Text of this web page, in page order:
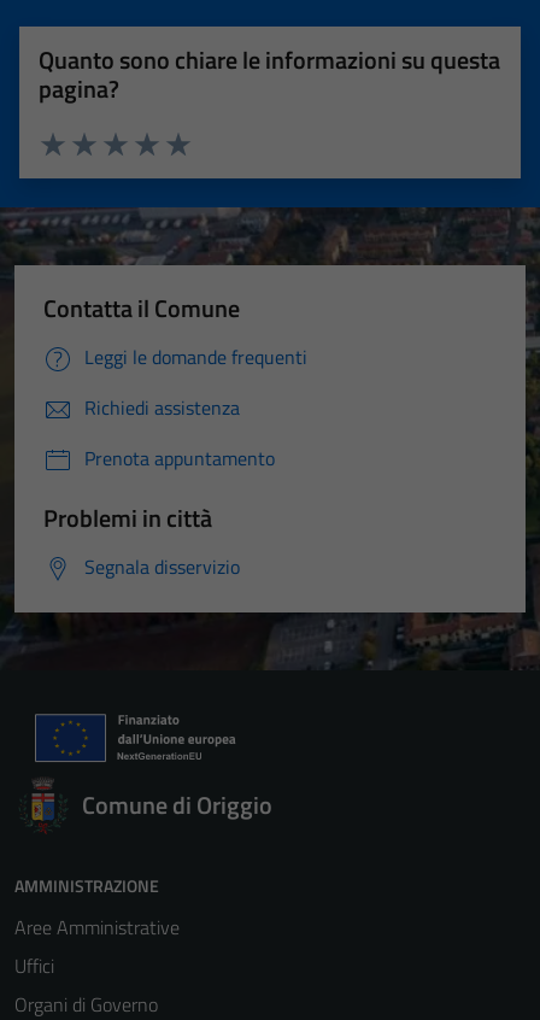
Quanto sono chiare le informazioni su questa
pagina?
Valuta 5 stelle su 5
Valuta 4 stelle su 5
Valuta 3 stelle su 5
Valuta 2 stelle su 5
Valuta 1 stelle su 5
Contatta il Comune
Leggi le domande frequenti
Richiedi assistenza
Prenota appuntamento
Problemi in città
Segnala disservizio
Comune di Origgio
AMMINISTRAZIONE
Aree Amministrative
Uffici
Organi di Governo